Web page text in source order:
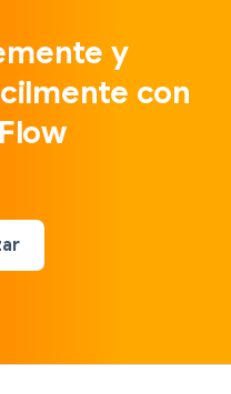
y
con